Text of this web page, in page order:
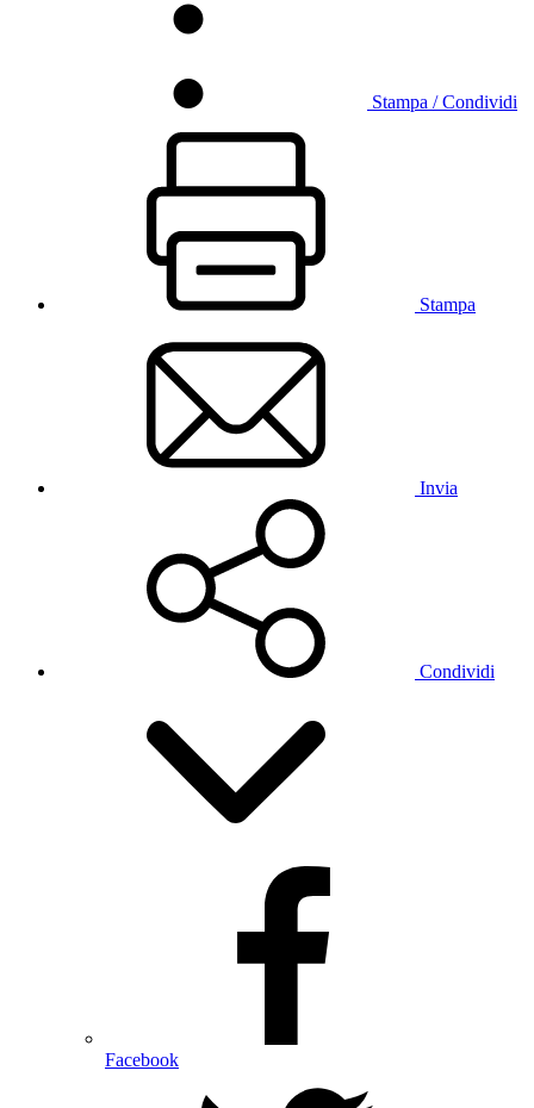
Stampa / Condividi
Stampa
Invia
Condividi
Facebook